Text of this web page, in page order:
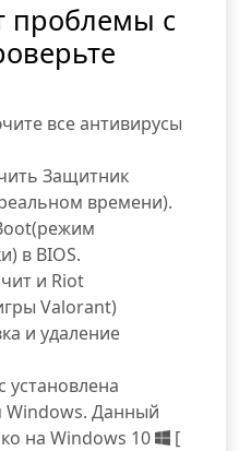
проблемы с
все антивирусы
Защитник
времени).
в BIOS.
и Riot
Valorant)
и удаление
установлена
Windows. Данный
на Windows 10
[